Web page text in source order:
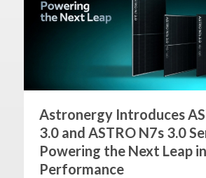
Astronergy Introduces
3.0 and ASTRO N7s 3.0
Powering the Next Leap
Performance